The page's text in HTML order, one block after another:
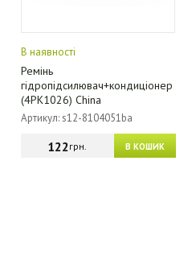
В наявності
Ремінь
гідропідсилювач+кондиціонер
(4PK1026) China
Артикул: s12-8104051ba
В КОШИК
122грн.